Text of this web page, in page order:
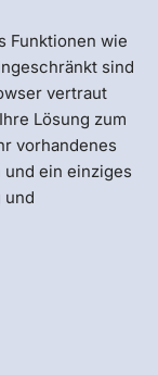
Funktionen wie
sind
vertraut
Lösung zum
vorhandenes
ein einziges
und